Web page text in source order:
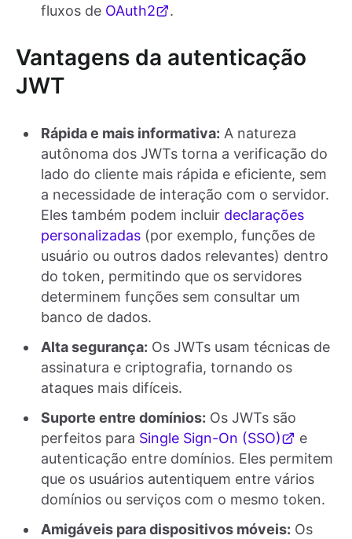
fluxos de OAuth2 .
Vantagens da autenticação
JWT
Rápida e mais informativa: A natureza
autônoma dos JWTs torna a verificação do
lado do cliente mais rápida e eficiente, sem
a necessidade de interação com o servidor.
Eles também podem incluir declarações
personalizadas (por exemplo, funções de
usuário ou outros dados relevantes) dentro
do token, permitindo que os servidores
determinem funções sem consultar um
banco de dados.
Alta segurança: Os JWTs usam técnicas de
assinatura e criptografia, tornando os
ataques mais difíceis.
Suporte entre domínios: Os JWTs são
perfeitos para Single Sign-On (SSO)
e
autenticação entre domínios. Eles permitem
que os usuários autentiquem entre vários
domínios ou serviços com o mesmo token.
Amigáveis para dispositivos móveis: Os